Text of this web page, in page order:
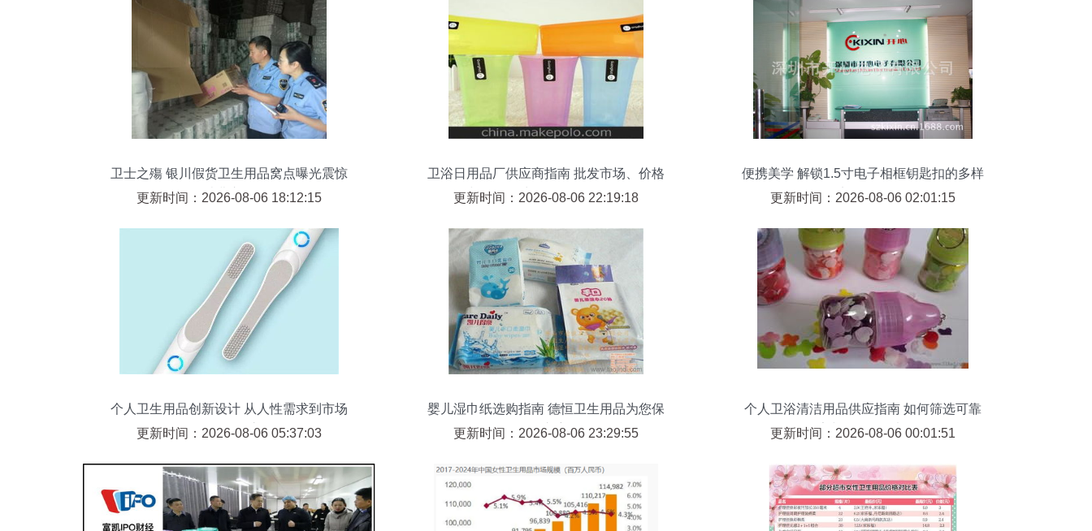
卫士之殤 银川假货卫生用品窝点曝光震惊
消费市场
更新时间：2026-08-06 18:12:15
卫浴日用品厂供应商指南 批发市场、价格
与个人卫生用品销售全解析
更新时间：2026-08-06 22:19:18
便携美学 解锁1.5寸电子相框钥匙扣的多样
实用场景
更新时间：2026-08-06 02:01:15
个人卫生用品创新设计 从人性需求到市场
销售的转化之道
更新时间：2026-08-06 05:37:03
婴儿湿巾纸选购指南 德恒卫生用品为您保
驾护航
更新时间：2026-08-06 23:29:55
个人卫浴清洁用品供应指南 如何筛选可靠
厂家与拓展销售渠道
更新时间：2026-08-06 00:01:51